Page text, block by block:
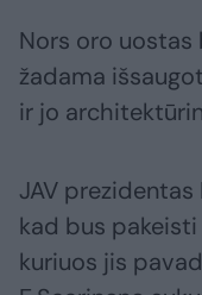
Nors oro
žadama
ir jo
JAV
kad bus
kuriuos jis